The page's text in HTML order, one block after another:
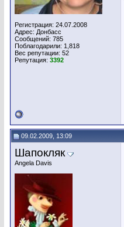
Регистрация: 24.07.2008
Адрес: Донбасс
Сообщений: 785
Поблагодарили: 1,818
Вес репутации: 52
Репутация: 3392
09.02.2009, 13:09
Шапокляк
Angela Davis